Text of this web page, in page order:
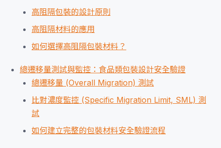
高阻隔包裝的設計原則
高阻隔材料的應用
如何選擇高阻隔包裝材料？
總遷移量測試與監控：食品類包裝設計安全驗證
總遷移量 (Overall Migration) 測試
比對濃度監控 (Specific Migration Limit, SML) 測
試
如何建立完整的包裝材料安全驗證流程